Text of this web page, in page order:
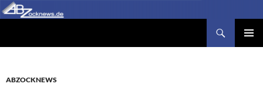
Zum
Inhalt
ABZOCKNEWS